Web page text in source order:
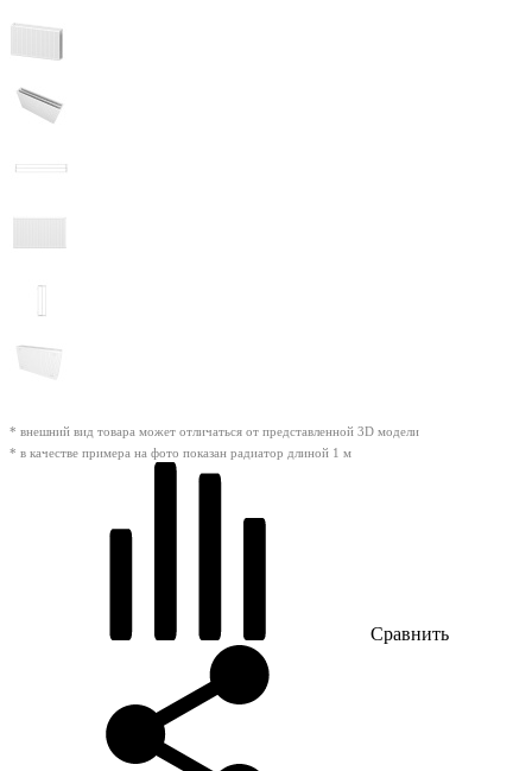
* внешний вид товара может отличаться от представленной 3D модели
* в качестве примера на фото показан радиатор длиной 1 м
Сравнить